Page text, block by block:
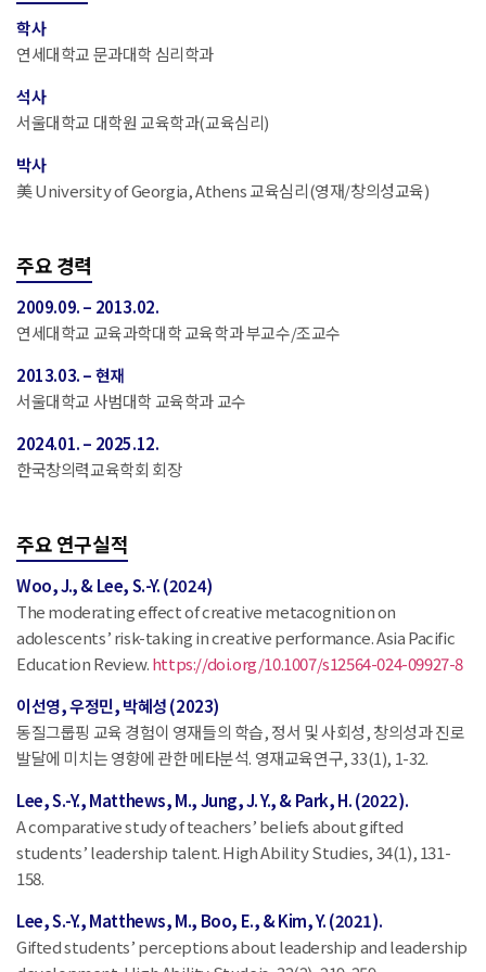
학사
연세대학교 문과대학 심리학과
석사
서울대학교 대학원 교육학과(교육심리)
박사
美 University of Georgia, Athens 교육심리(영재/창의성교육)
주요 경력
2009.09. – 2013.02.
연세대학교 교육과학대학 교육학과 부교수/조교수
2013.03. – 현재
서울대학교 사범대학 교육학과 교수
2024.01. – 2025.12.
한국창의력교육학회 회장
주요 연구실적
Woo, J., & Lee, S.-Y. (2024)
The moderating effect of creative metacognition on
adolescents’ risk-taking in creative performance. Asia Pacific
Education Review.https://doi.org/10.1007/s12564-024-09927-8
이선영, 우정민, 박혜성 (2023)
동질그룹핑 교육 경험이 영재들의 학습, 정서 및 사회성, 창의성과 진로
발달에 미치는 영향에 관한 메타분석. 영재교육연구, 33(1), 1-32.
Lee, S.-Y., Matthews, M., Jung, J. Y., & Park, H. (2022).
A comparative study of teachers’ beliefs about gifted
students’ leadership talent. High Ability Studies, 34(1), 131-
158.
Lee, S.-Y., Matthews, M., Boo, E., & Kim, Y. (2021).
Gifted students’ perceptions about leadership and leadership